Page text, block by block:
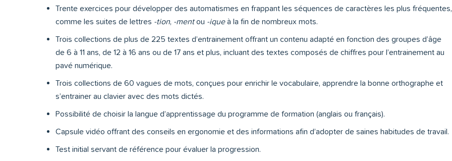
Trente exercices pour développer des automatismes en frappant les séquences de caractères les plus fréquentes,
comme les suites de lettres -tion, -mentou -iqueà la fin de nombreux mots.
Trois collections de plus de 225 textes d’entrainement offrant un contenu adapté en fonction des groupes d’âge
de 6 à 11 ans, de 12 à 16 ans ou de 17 ans et plus, incluant des textes composés de chiffres pour l’entrainement au
pavé numérique.
Trois collections de 60 vagues de mots, conçues pour enrichir le vocabulaire, apprendre la bonne orthographe et
s’entrainer au clavier avec des mots dictés.
Possibilité de choisir la langue d’apprentissage du programme de formation (anglais ou français).
Capsule vidéo offrant des conseils en ergonomie et des informations afin d’adopter de saines habitudes de travail.
Test initial servant de référence pour évaluer la progression.